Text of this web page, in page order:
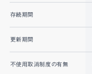
存続期間
更新期間
不使用取消制度の有無